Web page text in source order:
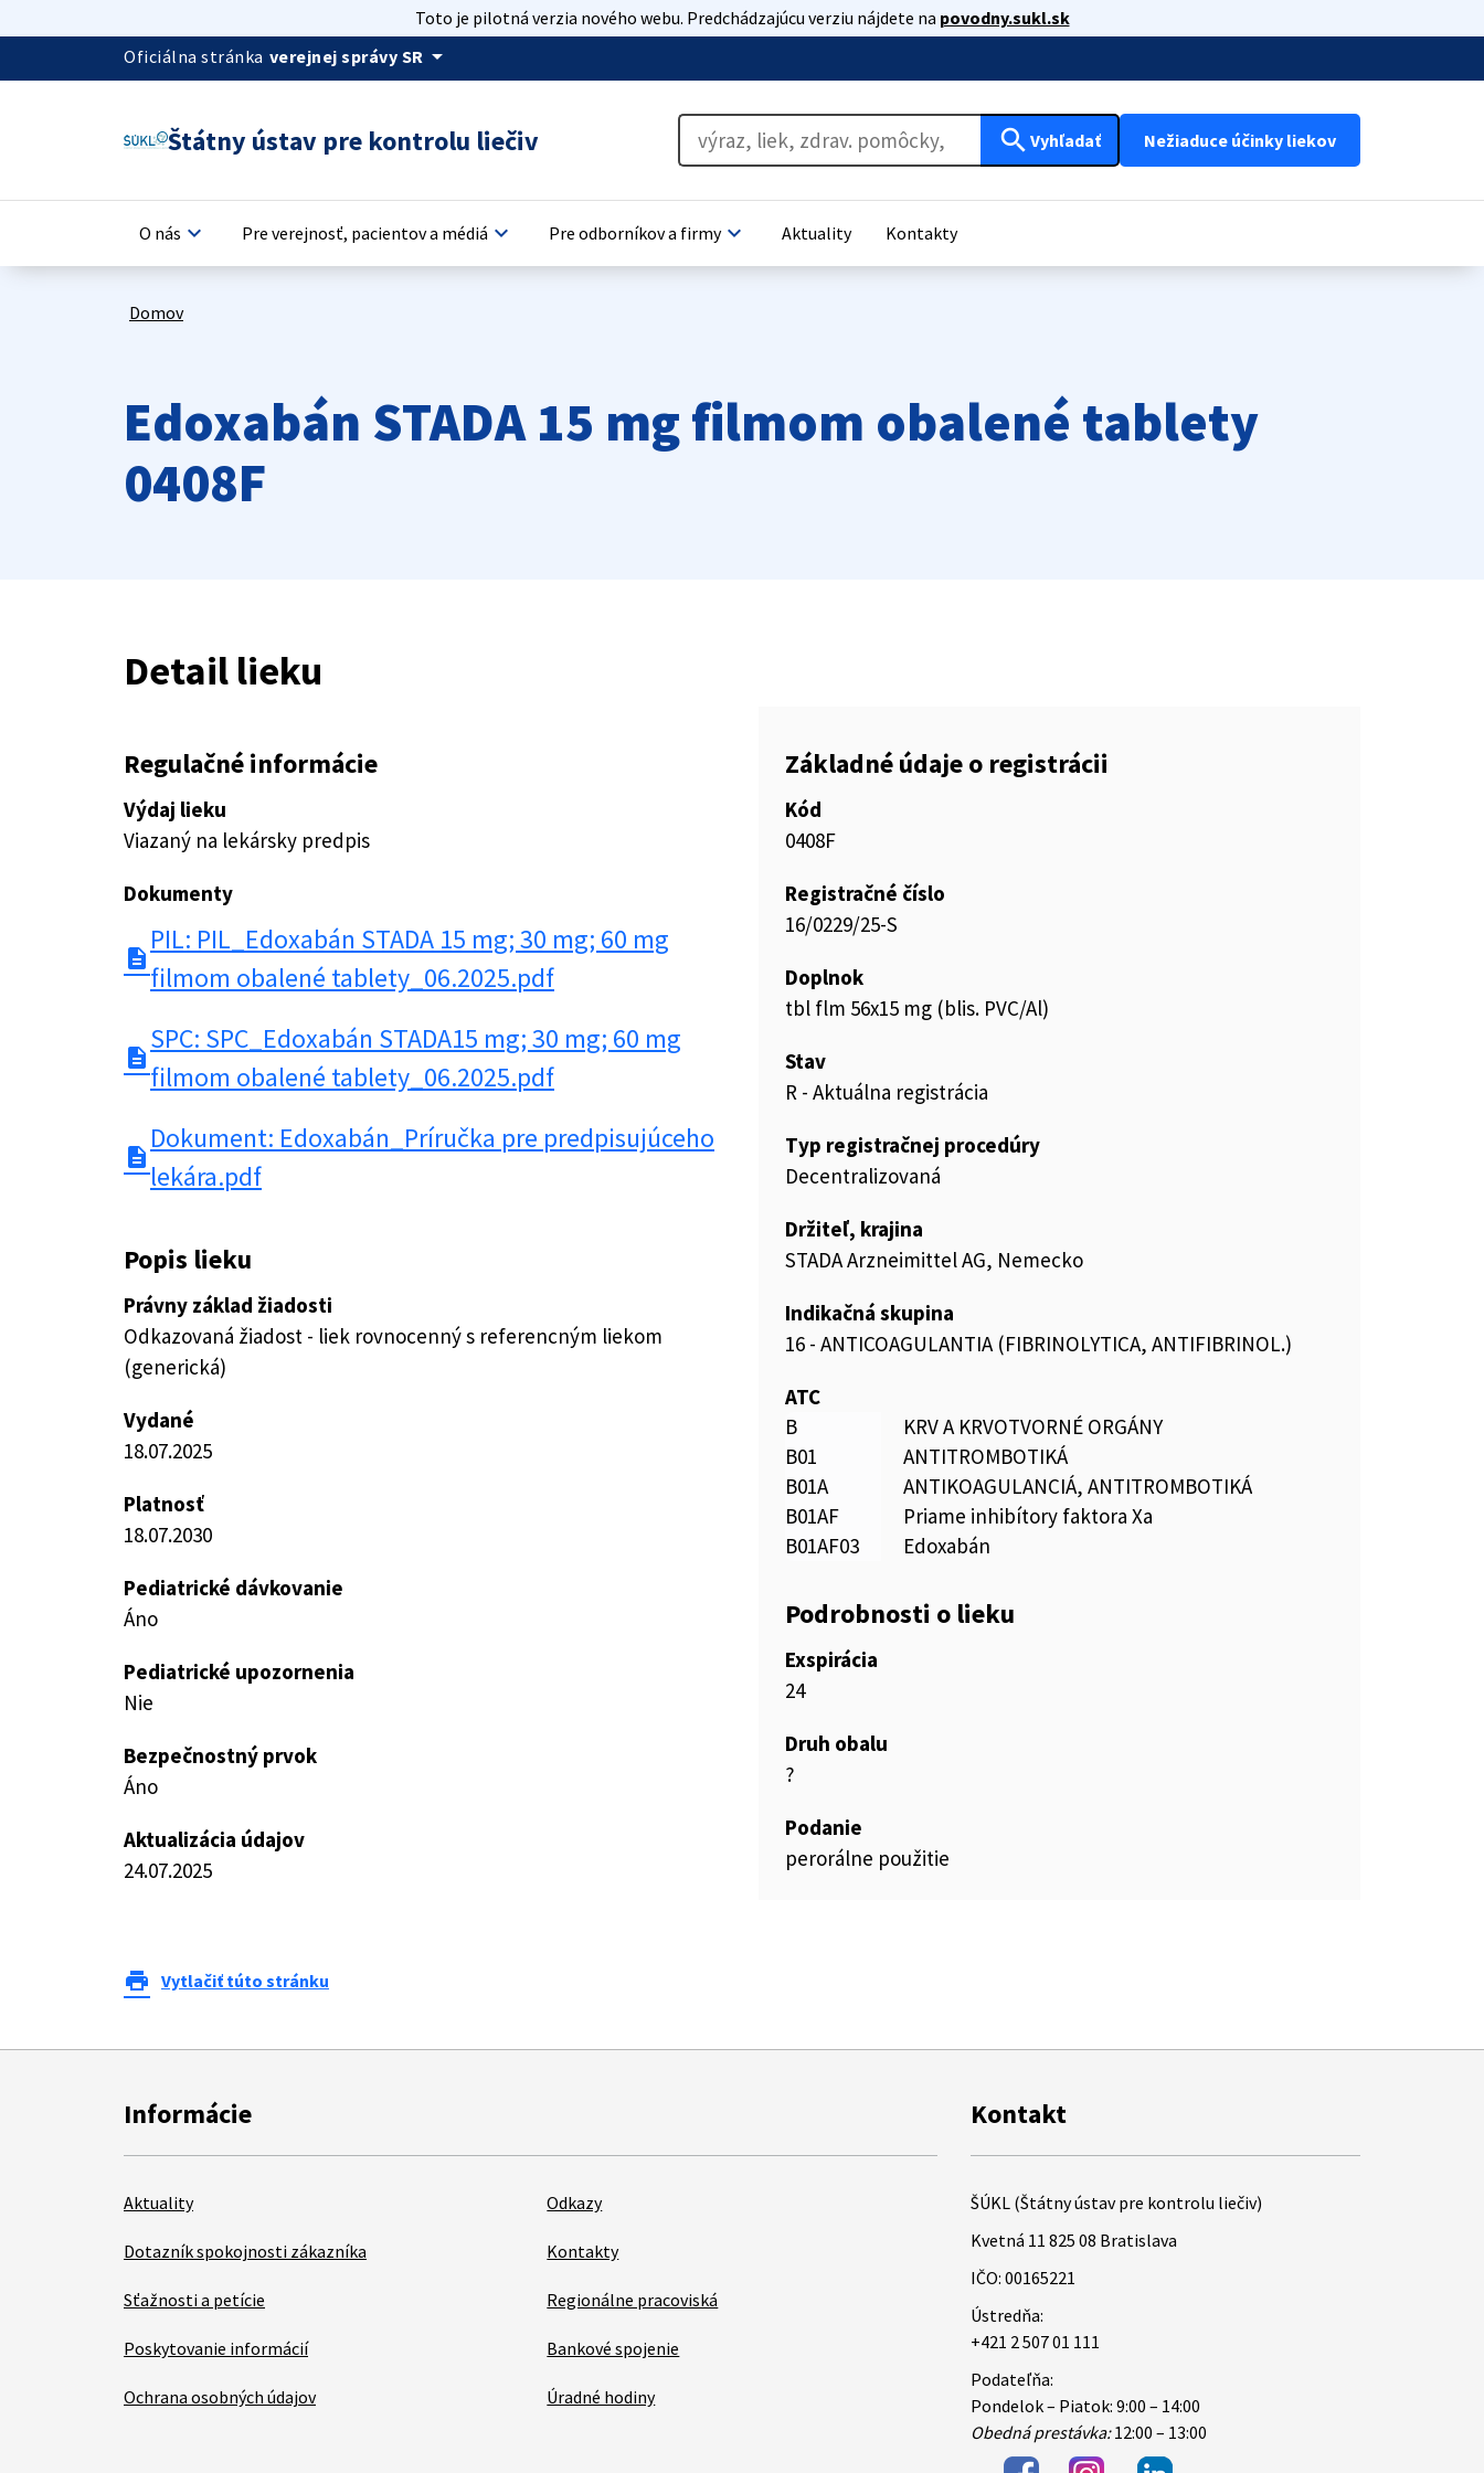
Toto je pilotná verzia nového webu. Predchádzajúcu verziu nájdete na povodny.sukl.sk
Oficiálna stránka verejnej správy SR arrow_drop_down
Štátny ústav pre kontrolu liečiv search Vyhľadať Nežiaduce účinky liekov
O nás keyboard_arrow_down Pre verejnosť, pacientov a médiá keyboard_arrow_down Pre odborníkov a firmykeyboard_arrow_down Aktuality Kontakty
Domov
Edoxabán STADA 15 mg filmom obalené tablety
0408F
Detail lieku
Regulačné informácie
Výdaj lieku
Viazaný na lekársky predpis
Dokumenty
description
PIL: PIL_Edoxabán STADA 15 mg; 30 mg; 60 mg
filmom obalené tablety_06.2025.pdf
description
SPC: SPC_Edoxabán STADA15 mg; 30 mg; 60 mg
filmom obalené tablety_06.2025.pdf
description
Dokument: Edoxabán_Príručka pre predpisujúceho
lekára.pdf
Popis lieku
Právny základ žiadosti
Odkazovaná žiadost - liek rovnocenný s referencným liekom
(generická)
Vydané
18.07.2025
Platnosť
18.07.2030
Pediatrické dávkovanie
Áno
Pediatrické upozornenia
Nie
Bezpečnostný prvok
Áno
Aktualizácia údajov
24.07.2025
Základné údaje o registrácii
Kód
0408F
Registračné číslo
16/0229/25-S
Doplnok
tbl flm 56x15 mg (blis. PVC/Al)
Stav
R - Aktuálna registrácia
Typ registračnej procedúry
Decentralizovaná
Držiteľ, krajina
STADA Arzneimittel AG, Nemecko
Indikačná skupina
16 - ANTICOAGULANTIA (FIBRINOLYTICA, ANTIFIBRINOL.)
ATC
B
KRV A KRVOTVORNÉ ORGÁNY
B01
ANTITROMBOTIKÁ
B01A
ANTIKOAGULANCIÁ, ANTITROMBOTIKÁ
B01AF
Priame inhibítory faktora Xa
B01AF03
Edoxabán
Podrobnosti o lieku
Exspirácia
24
Druh obalu
?
Podanie
perorálne použitie
print Vytlačiť túto stránku
Informácie
Aktuality
Dotazník spokojnosti zákazníka
Sťažnosti a petície
Poskytovanie informácií
Ochrana osobných údajov
Odkazy
Kontakty
Regionálne pracoviská
Bankové spojenie
Úradné hodiny
Kontakt
ŠÚKL (Štátny ústav pre kontrolu liečiv)
Kvetná 11 825 08 Bratislava
IČO: 00165221
Ústredňa:
+421 2 507 01 111
Podateľňa:
Pondelok – Piatok: 9:00 – 14:00
Obedná prestávka:12:00 – 13:00